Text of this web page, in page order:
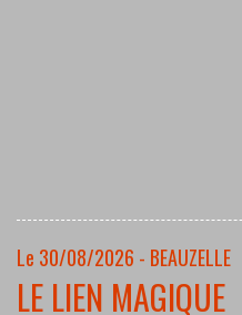
Le 30/08/2026 - BEAUZELLE
LE LIEN MAGIQUE